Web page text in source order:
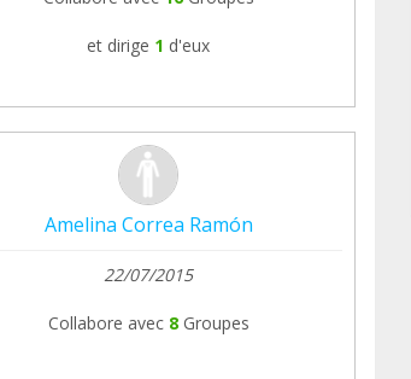
et dirige 1 d'eux
Amelina Correa Ramón
22/07/2015
Collabore avec 8 Groupes